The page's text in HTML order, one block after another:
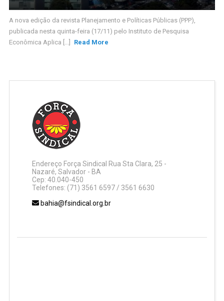
A nova edição da revista Planejamento e Políticas Públicas (PPP),
publicada nesta quinta-feira (17/11) pelo Instituto de Pesquisa
Econômica Aplica [...]
Read More
Endereço Força Sindical Rua Sta Clara, 25 -
Nazaré, Salvador - BA
Cep: 40.040-450
Telefones: (71) 3561 6597 / 3561 6630
bahia@fsindical.org.br